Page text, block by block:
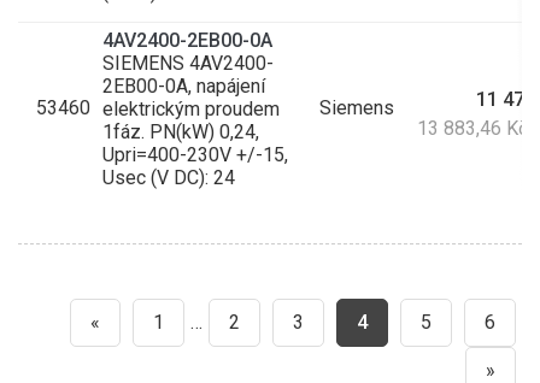
53460
4AV2400-2EB00-0A
SIEMENS 4AV2400-
2EB00-0A, napájení
elektrickým proudem
1fáz. PN(kW) 0,24,
Upri=400-230V +/-15,
Usec (V DC): 24
Siemens
11
13 883,46 Kč
« 1 … 2 3 4 5 6
»